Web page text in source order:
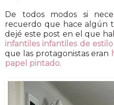
De todos modos si
recuerdo que hace algún
dejé este post en el que
infantiles infantiles de
que las protagonistas eran
papel pintado.